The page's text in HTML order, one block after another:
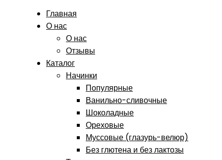
Главная
О нас
О нас
Отзывы
Каталог
Начинки
Популярные
Ванильно-сливочные
Шоколадные
Ореховые
Муссовые (глазурь-велюр)
Без глютена и без лактозы